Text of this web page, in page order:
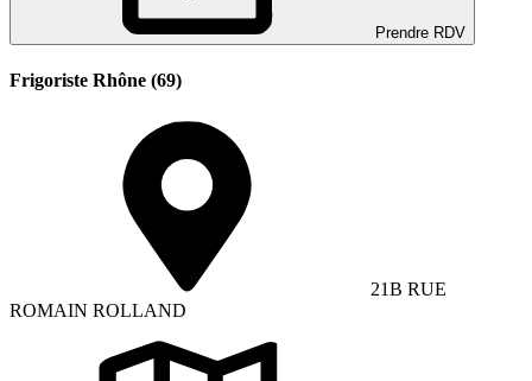
Prendre RDV
Frigoriste Rhône (69)
21B RUE
ROMAIN ROLLAND